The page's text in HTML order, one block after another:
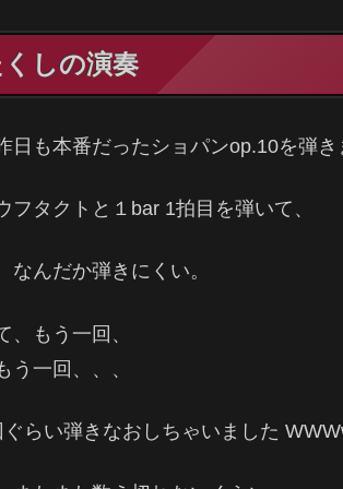
しの演奏
日も本番だったショパンop.10を弾き
フタクトと１bar 1拍目を弾いて、
なんだか弾きにくい。
、もう一回、
う一回、、、
ぐらい弾きなおしちゃいました